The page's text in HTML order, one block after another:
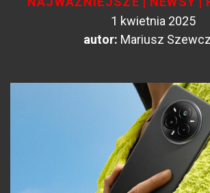
1 kwietnia 2025
autor: Mariusz